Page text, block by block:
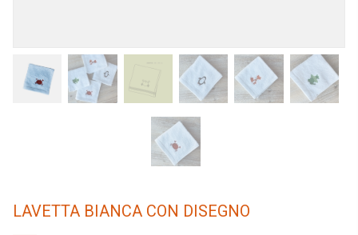
LAVETTA BIANCA CON DISEGNO